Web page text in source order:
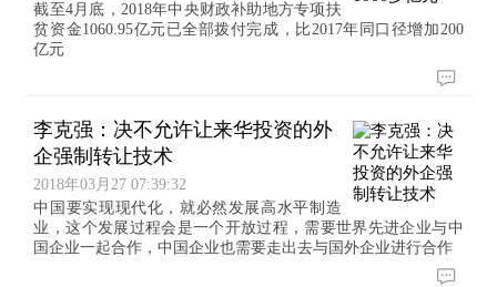
截至4月底，2018年中央财政补助地方专项扶
贫资金1060.95亿元已全部拨付完成，比2017年同口径增加200
亿元
李克强：决不允许让来华投资的外
企强制转让技术
2018年03月27 07:39:32
中国要实现现代化，就必然发展高水平制造
业，这个发展过程会是一个开放过程，需要世界先进企业与中
国企业一起合作，中国企业也需要走出去与国外企业进行合作